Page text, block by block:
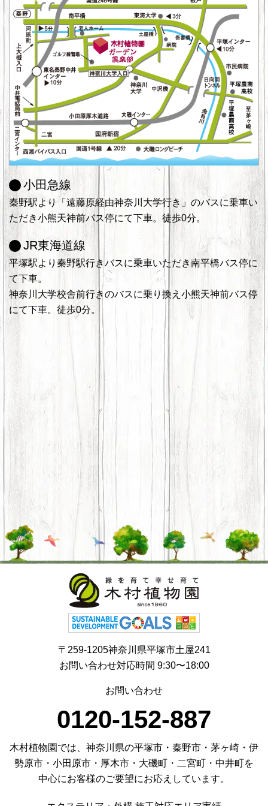
小田急線
秦野駅より「遠藤原経由神奈川大学行き」のバスに乗車い
ただき小熊天神前バス停にて下車。徒歩0分。
JR東海道線
平塚駅より秦野駅行きバスに乗車いただき南平橋バス停に
て下車。
神奈川大学校舎前行きのバスに乗り換え小熊天神前バス停
にて下車。徒歩0分。
〒259-1205神奈川県平塚市土屋241
お問い合わせ対応時間 9:30〜18:00
お問い合わせ
0120-152-887
木村植物園では、神奈川県の平塚市・秦野市・茅ヶ崎・伊
勢原市・小田原市・厚木市・大磯町・二宮町・中井町を
中心にお客様のご要望にお応えしています。